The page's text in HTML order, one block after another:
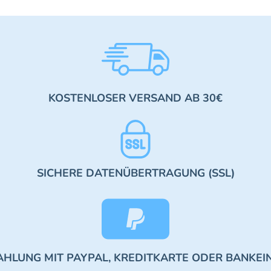
KOSTENLOSER VERSAND AB 30€
SICHERE DATENÜBERTRAGUNG (SSL)
MIT PAYPAL, KREDITKARTE ODER